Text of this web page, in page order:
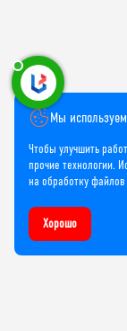
Мы
Чтобы улучшить
прочие технологии.
на обработку файлов
Хорошо